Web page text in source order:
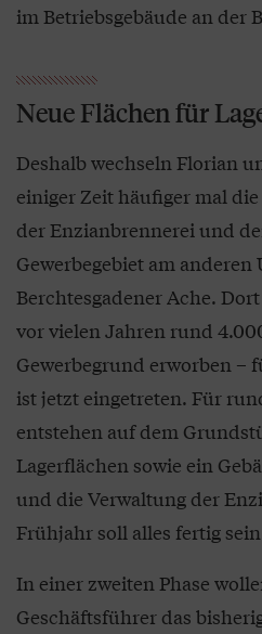
im Betriebsgebäude an der
Neue Flächen für
Deshalb wechseln Florian
einiger Zeit häufiger mal
der Enzianbrennerei und
Gewerbegebiet am
Berchtesgadener Ache.
vor vielen Jahren rund
Gewerbegrund erworben –
ist jetzt eingetreten. Für
entstehen auf dem
Lagerflächen sowie ein
und die Verwaltung der
Frühjahr soll alles fertig
In einer zweiten Phase
Geschäftsführer das